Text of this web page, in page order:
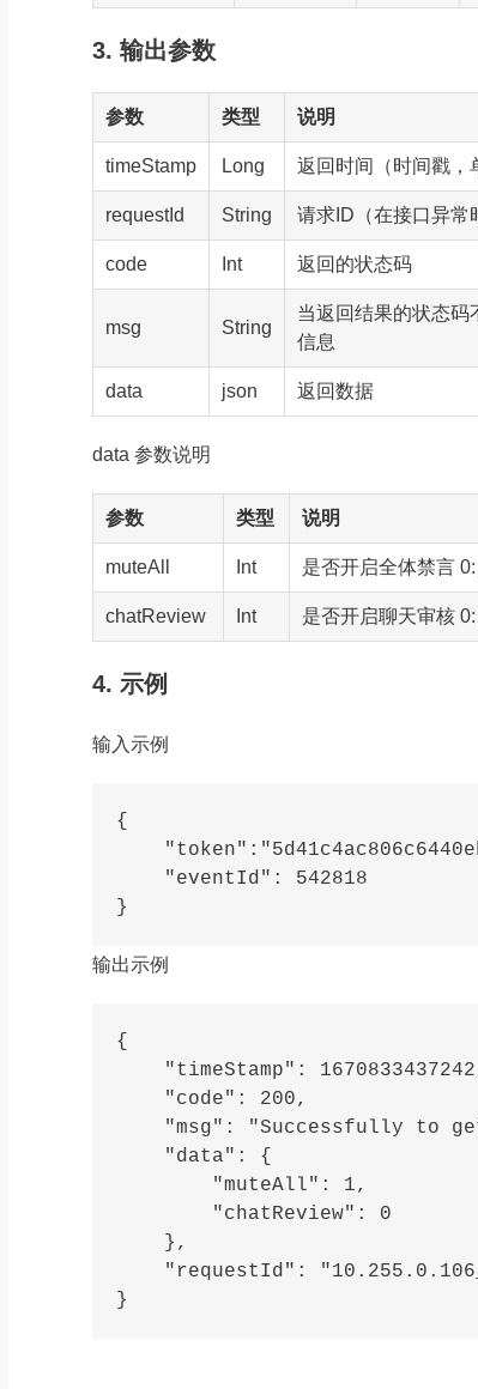
3. 输出参数
参数 类型 说明
timeStamp Long 返回时间（时间戳，
requestId String 请求ID（在接口异常
code Int 返回的状态码
msg String
当返回结果的状态码
信息
data json 返回数据
data 参数说明
参数 类型 说明
muteAll Int 是否开启全体禁言 0:
chatReview Int 是否开启聊天审核 0:
4. 示例
输入示例
{
    "eventId": 542818
输出示例
{
"timeStamp":
    "code": 200,
"msg": "Successfully to
    "data": {
        "muteAll": 1,
        "chatReview": 0
    },
"requestId":